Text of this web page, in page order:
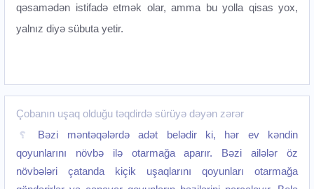
qəsamədən istifadə etmək olar, amma bu yolla qisas yox,
yalnız diyə sübuta yetir.
Çobanın uşaq olduğu təqdirdə sürüyə dəyən zərər
Bəzi məntəqələrdə adət belədir ki, hər ev kəndin
qoyunlarını növbə ilə otarmağa aparır. Bəzi ailələr öz
növbələri çatanda kiçik uşaqlarını qoyunları otarmağa